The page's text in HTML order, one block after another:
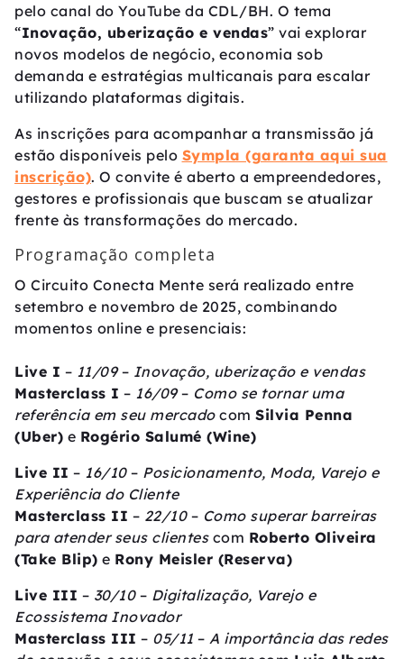
pelo canal do YouTube da CDL/BH. O tema
“Inovação, uberização e vendas” vai explorar
novos modelos de negócio, economia sob
demanda e estratégias multicanais para escalar
utilizando plataformas digitais.
As inscrições para acompanhar a transmissão já
estão disponíveis pelo Sympla (garanta aqui sua
inscrição). O convite é aberto a empreendedores,
gestores e profissionais que buscam se atualizar
frente às transformações do mercado.
Programação completa
O Circuito Conecta Mente será realizado entre
setembro e novembro de 2025, combinando
momentos online e presenciais:
Live I – 11/09– Inovação, uberização e vendas
Masterclass I – 16/09– Como se tornar uma
referência em seu mercadocom Silvia Penna
(Uber) e Rogério Salumé (Wine)
Live II – 16/10– Posicionamento, Moda, Varejo e
Experiência do Cliente
Masterclass II – 22/10– Como superar barreiras
para atender seus clientescom Roberto Oliveira
(Take Blip) e Rony Meisler (Reserva)
Live III – 30/10– Digitalização, Varejo e
Ecossistema Inovador
Masterclass III – 05/11 – A importância das redes